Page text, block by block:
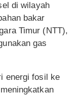
di wilayah
bakar
Timur (NTT),
gas
energi fosil ke